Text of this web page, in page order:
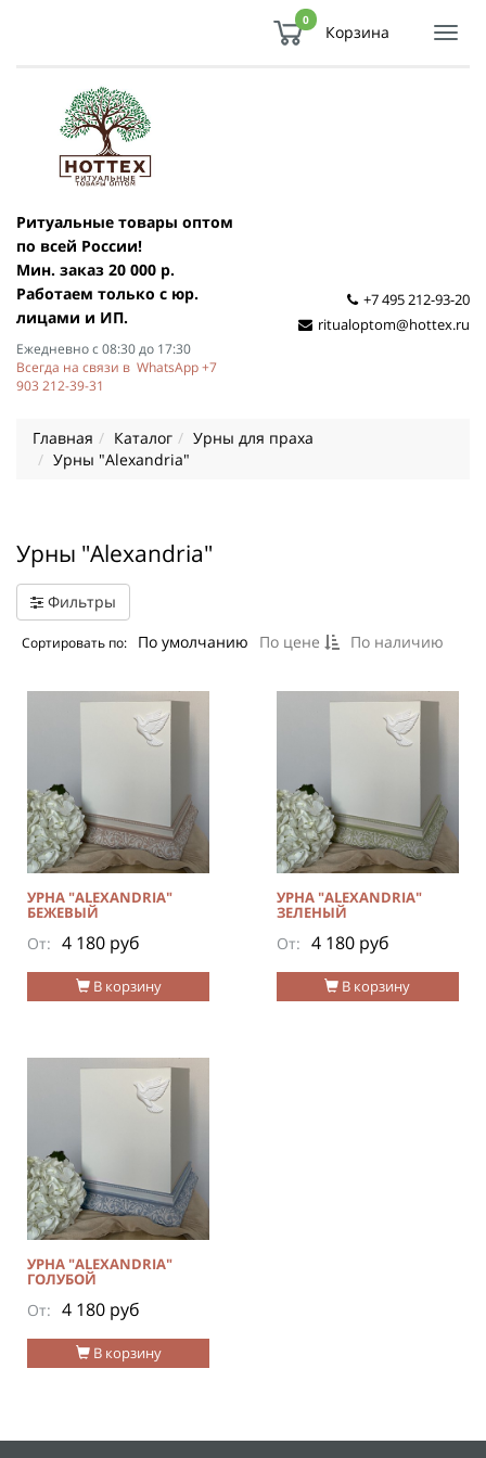
0
Корзина
Ритуальные товары оптом
по всей России!
Мин. заказ 20 000 р.
Работаем только с юр.
лицами и ИП.
Ежедневно с 08:30 до 17:30
Всегда на связи в WhatsApp +7
903 212-39-31
+7 495 212-93-20
ritualoptom@hottex.ru
Главная Каталог
Урны для праха
Урны "Alexandria"
Урны "Alexandria"
Фильтры
Сортировать по: По умолчанию По цене По наличию
В корзину
УРНА "ALEXANDRIA"
БЕЖЕВЫЙ
От: 4 180 руб
В корзину
УРНА "ALEXANDRIA"
ЗЕЛЕНЫЙ
От: 4 180 руб
В корзину
УРНА "ALEXANDRIA"
ГОЛУБОЙ
От: 4 180 руб